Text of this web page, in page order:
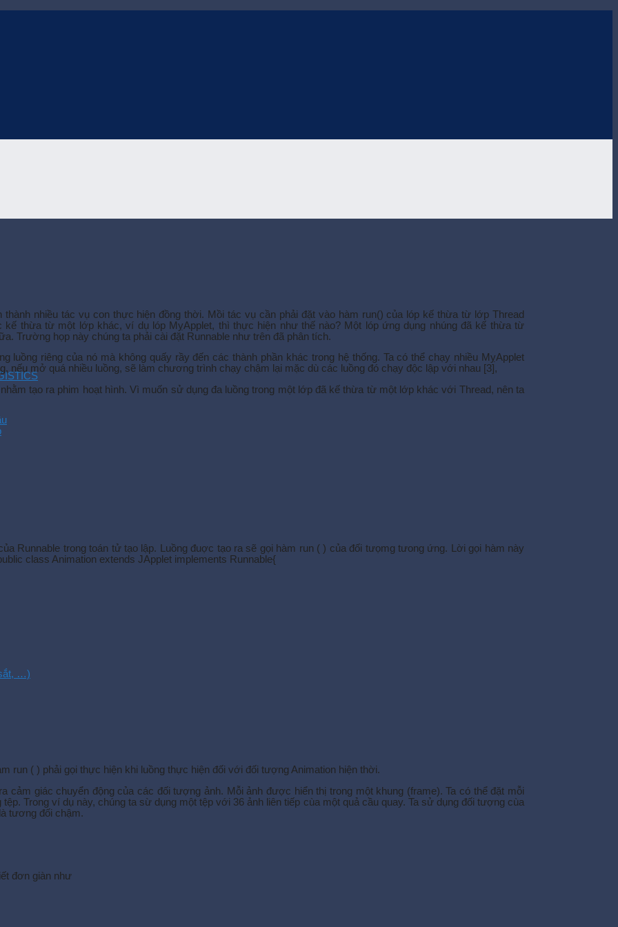
…)
nhiều tác vụ con thực hiện đồng thời. Mồi tác vụ cần phải đặt vào hàm run() của lóp kế thừa từ lớp Thread
thừa từ một lớp khác, ví dụ lóp MỵApplet, thì thực hiện như thế nào? Một lóp ứng dụng nhúng đã kế thừa từ
Trường họp này chúng ta phải cài đặt Runnable như trên đã phân tích.
luồng riêng của nó mà không quấy rầy đến các thành phần khác trong hệ thống. Ta có thể chạy nhiều MỵApplet
nếu mở quá nhiều luồng, sẽ làm chương trình chạy chậm lại mặc dù các luồng đó chạy độc lập với nhau [3],
tạo ra phim hoạt hình. Vì muốn sử dụng đa luồng trong một lớp đã kế thừa từ một lớp khác với Thread, nên ta
Runnable trong toán tử tạo lập. Luồng đuợc tạo ra sẽ gọi hàm run ( ) của đối tưọmg tưong ứng. Lời gọi hàm này
class Animation extends JApplet implements Runnable{
run ( ) phải gọi thực hiện khi luồng thực hiện đối với đối tượng Animation hiện thời.
cảm giác chuyển động của các đối tượng ảnh. Mỗi ảnh được hiển thị trong một khung (frame). Ta có thể đặt mỗi
Trong ví dụ này, chúng ta sừ dụng một tệp với 36 ảnh liên tiếp cùa một quả cầu quay. Ta sử dụng đối tượng cùa
tương đối chậm.
đơn giàn như